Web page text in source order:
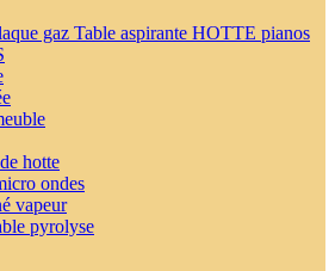
gaz Table aspirante HOTTE pianos
hotte
ondes
vapeur
pyrolyse